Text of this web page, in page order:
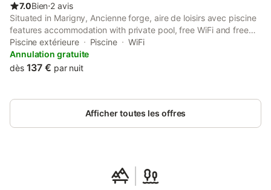
7.0Bien⋅2 avis
Situated in Marigny, Ancienne forge, aire de loisirs avec piscine
features accommodation with private pool, free WiFi and free
private parking for guests who drive. With inner courtyard
views, this accommodation offers a patio.
Piscine extérieure Piscine
WiFi
Annulation gratuite
dès 137 € par nuit
Afficher toutes les offres